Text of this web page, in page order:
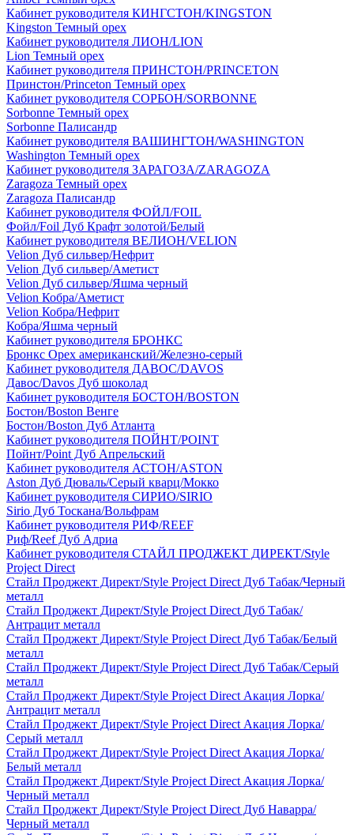
Кабинет руководителя КИНГСТОН/KINGSTON
Kingston Темный орех
Кабинет руководителя ЛИОН/LION
Lion Темный орех
Кабинет руководителя ПРИНСТОН/PRINCETON
Принстон/Princeton Темный орех
Кабинет руководителя СОРБОН/SORBONNE
Sorbonne Темный орех
Sorbonne Палисандр
Кабинет руководителя ВАШИНГТОН/WASHINGTON
Washington Темный орех
Кабинет руководителя ЗАРАГОЗА/ZARAGOZA
Zaragoza Темный орех
Zaragoza Палисандр
Кабинет руководителя ФОЙЛ/FOIL
Фойл/Foil Дуб Крафт золотой/Белый
Кабинет руководителя ВЕЛИОН/VELION
Velion Дуб сильвер/Нефрит
Velion Дуб сильвер/Аметист
Velion Дуб сильвер/Яшма черный
Velion Кобра/Аметист
Velion Кобра/Нефрит
Кобра/Яшма черный
Кабинет руководителя БРОНКС
Бронкс Орех американский/Железно-серый
Кабинет руководителя ДАВОС/DAVOS
Давос/Davos Дуб шоколад
Кабинет руководителя БОСТОН/BOSTON
Бостон/Boston Венге
Бостон/Boston Дуб Атланта
Кабинет руководителя ПОЙНТ/POINT
Пойнт/Point Дуб Апрельский
Кабинет руководителя АСТОН/ASTON
Aston Дуб Дюваль/Серый кварц/Мокко
Кабинет руководителя СИРИО/SIRIO
Sirio Дуб Тоскана/Вольфрам
Кабинет руководителя РИФ/REEF
Риф/Reef Дуб Адриа
Кабинет руководителя СТАЙЛ ПРОДЖЕКТ ДИРЕКТ/Style
Project Direct
Стайл Проджект Директ/Style Project Direct Дуб Табак/Черный
металл
Стайл Проджект Директ/Style Project Direct Дуб Табак/
Антрацит металл
Стайл Проджект Директ/Style Project Direct Дуб Табак/Белый
металл
Стайл Проджект Директ/Style Project Direct Дуб Табак/Серый
металл
Стайл Проджект Директ/Style Project Direct Акация Лорка/
Антрацит металл
Стайл Проджект Директ/Style Project Direct Акация Лорка/
Серый металл
Стайл Проджект Директ/Style Project Direct Акация Лорка/
Белый металл
Стайл Проджект Директ/Style Project Direct Акация Лорка/
Черный металл
Стайл Проджект Директ/Style Project Direct Дуб Наварра/
Черный металл